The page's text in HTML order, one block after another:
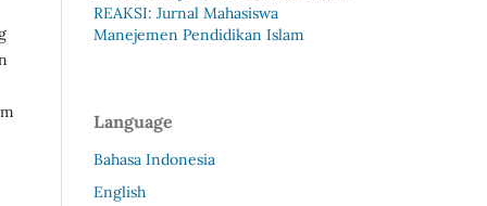
REAKSI: Jurnal Mahasiswa
Manejemen Pendidikan Islam
Language
Bahasa Indonesia
English